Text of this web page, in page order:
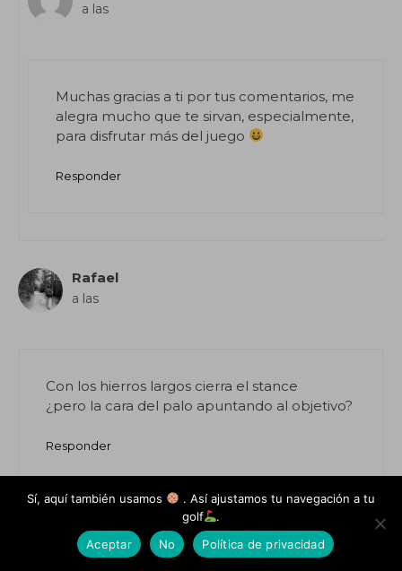
a las
Muchas gracias a ti por tus comentarios, me
alegra mucho que te sirvan, especialmente,
para disfrutar más del juego
Responder
Rafael
a las
Con los hierros largos cierra el stance
¿pero la cara del palo apuntando al objetivo?
Responder
a las
Sí, aquí también usamos
. Así ajustamos tu navegación a tu
golf
.
Aceptar
No Política de privacidad